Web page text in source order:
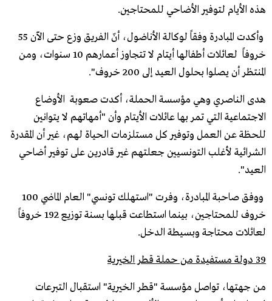
هذه الأيام لتوفير الأضاحي للمحتاجين.
وأكدت المبادرة وفقاً لوكالة الأناضول، أنّ الفريق وزع حتى الآن 55
خروفاً لعائلات أطفالها أيتام لا تتجاوز أعمارهم 10 سنوات، ومن
المنتظر أن يصلوا بحلول العيد إلى 200 خروف".
هدى الناصري وهي مؤسسة الحملة، أكدت صعوبة الأوضاع
الاجتماعية التي تمر بها عائلات الأيتام وأن "أمهاتهم لا يتوانين
للحظة عن العمل وتوفير كل مستلزمات الحياة لهم، غير أن المقدرة
الشرائية لأغلب التونسيين جعلتهم غير قادرين على توفير أضاحي
العيد".
ووفق صاحبة المبادرة، وفرت "استهلك تونسي" العام الماضي 100
خروف للمحتاجين، بينما استطاعت قبلها بسنة توزيع 192 خروفاً
لعائلات محتاجة وبسيطة الدخل.
39 دولة مستفيدة من حملة قطر الخيرية
من جهتها، تواصل مؤسسة "قطر الخيرية" استقبال التبرعات